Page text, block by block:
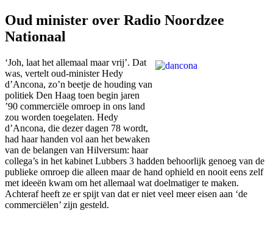
Oud minister over Radio Noordzee
Nationaal
‘Joh, laat het allemaal maar vrij’. Dat
was, vertelt oud-minister Hedy
d’Ancona, zo’n beetje de houding van
politiek Den Haag toen begin jaren
’90 commerciële omroep in ons land
zou worden toegelaten. Hedy
d’Ancona, die dezer dagen 78 wordt,
had haar handen vol aan het bewaken
van de belangen van Hilversum: haar
collega’s in het kabinet Lubbers 3 hadden behoorlijk genoeg van de
publieke omroep die alleen maar de hand ophield en nooit eens zelf
met ideeën kwam om het allemaal wat doelmatiger te maken.
Achteraf heeft ze er spijt van dat er niet veel meer eisen aan ‘de
commerciëlen’ zijn gesteld.